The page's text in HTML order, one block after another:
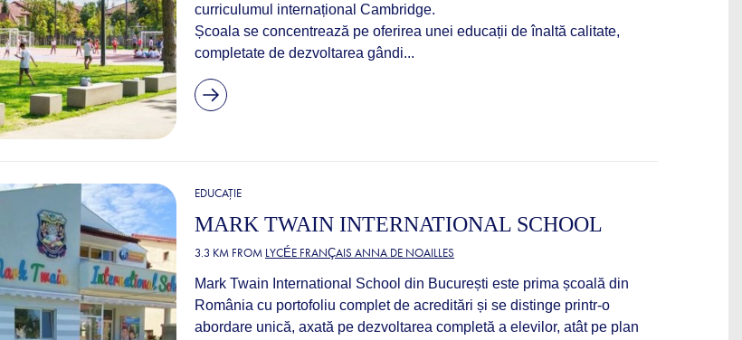
curriculumul internațional Cambridge.
Școala se concentrează pe oferirea unei educații de înaltă calitate,
completate de dezvoltarea gândi...
EDUCAȚIE
MARK TWAIN INTERNATIONAL SCHOOL
3.3 KM FROM LYCÉE FRANÇAIS ANNA DE NOAILLES
Mark Twain International School din București este prima școală din
România cu portofoliu complet de acreditări și se distinge printr-o
abordare unică, axată pe dezvoltarea completă a elevilor, atât pe plan